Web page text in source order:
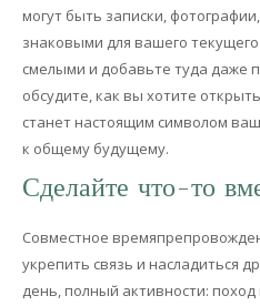
могут быть записки,
знаковыми для вашего
смелыми и добавьте туда даже
обсудите, как вы хотите
станет настоящим символом
к общему будущему.
Сделайте что-то
Совместное
укрепить связь и насладиться
день, полный активности: